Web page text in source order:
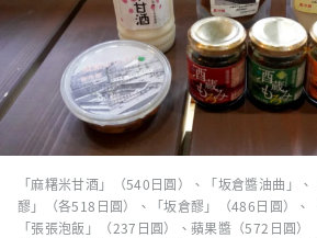
「麻糬米甘酒」（540日圓）、「坂倉醬油曲」
醪」（各518日圓）、「坂倉醪」（486日圓）、
「張張泡飯」（237日圓）、蘋果醬（572日圓）